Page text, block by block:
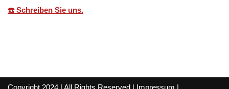
☎️ Schreiben Sie uns.